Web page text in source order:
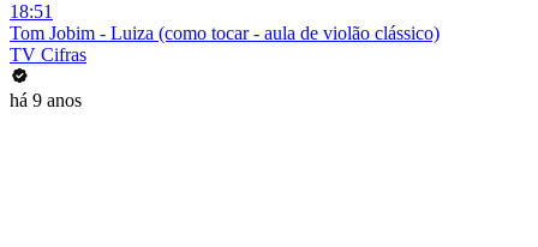
18:51
Tom Jobim - Luiza (como tocar - aula de violão clássico)
TV Cifras
há 9 anos